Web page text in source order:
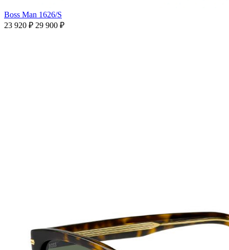
Boss Man 1626/S
23 920 ₽ 29 900 ₽